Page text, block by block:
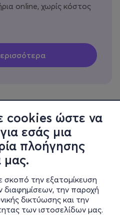
cookies ώστε να
εσάς μια
πλοήγησης
μας.
σκοπό την εξατομίκευση
διαφημίσεων, την παροχή
δικτύωσης και την
των ιστοσελίδων μας.
online, χωρίς κόστος